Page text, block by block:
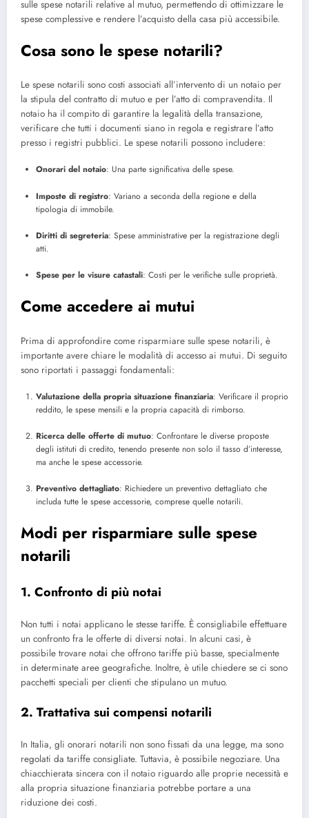
sulle spese notarili relative al mutuo, permettendo di ottimizzare le
spese complessive e rendere l’acquisto della casa più accessibile.
Cosa sono le spese notarili?
Le spese notarili sono costi associati all’intervento di un notaio per
la stipula del contratto di mutuo e per l’atto di compravendita. Il
notaio ha il compito di garantire la legalità della transazione,
verificare che tutti i documenti siano in regola e registrare l’atto
presso i registri pubblici. Le spese notarili possono includere:
Onorari del notaio: Una parte significativa delle spese.
Imposte di registro: Variano a seconda della regione e della
tipologia di immobile.
Diritti di segreteria: Spese amministrative per la registrazione degli
atti.
Spese per le visure catastali: Costi per le verifiche sulle proprietà.
Come accedere ai mutui
Prima di approfondire come risparmiare sulle spese notarili, è
importante avere chiare le modalità di accesso ai mutui. Di seguito
sono riportati i passaggi fondamentali:
Valutazione della propria situazione finanziaria: Verificare il proprio
reddito, le spese mensili e la propria capacità di rimborso.
Ricerca delle offerte di mutuo: Confrontare le diverse proposte
degli istituti di credito, tenendo presente non solo il tasso d’interesse,
ma anche le spese accessorie.
Preventivo dettagliato: Richiedere un preventivo dettagliato che
includa tutte le spese accessorie, comprese quelle notarili.
Modi per risparmiare sulle spese
notarili
1. Confronto di più notai
Non tutti i notai applicano le stesse tariffe. È consigliabile effettuare
un confronto fra le offerte di diversi notai. In alcuni casi, è
possibile trovare notai che offrono tariffe più basse, specialmente
in determinate aree geografiche. Inoltre, è utile chiedere se ci sono
pacchetti speciali per clienti che stipulano un mutuo.
2. Trattativa sui compensi notarili
In Italia, gli onorari notarili non sono fissati da una legge, ma sono
regolati da tariffe consigliate. Tuttavia, è possibile negoziare. Una
chiacchierata sincera con il notaio riguardo alle proprie necessità e
alla propria situazione finanziaria potrebbe portare a una
riduzione dei costi.